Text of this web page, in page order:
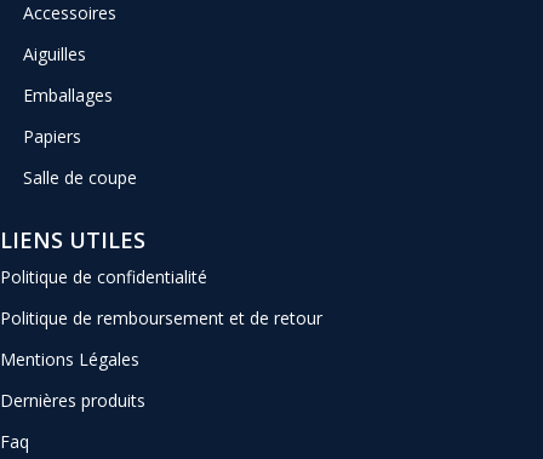
Accessoires
Aiguilles
Emballages
Papiers
Salle de coupe
LIENS UTILES
Politique de confidentialité
Politique de remboursement et de retour
Mentions Légales
Dernières produits
Faq